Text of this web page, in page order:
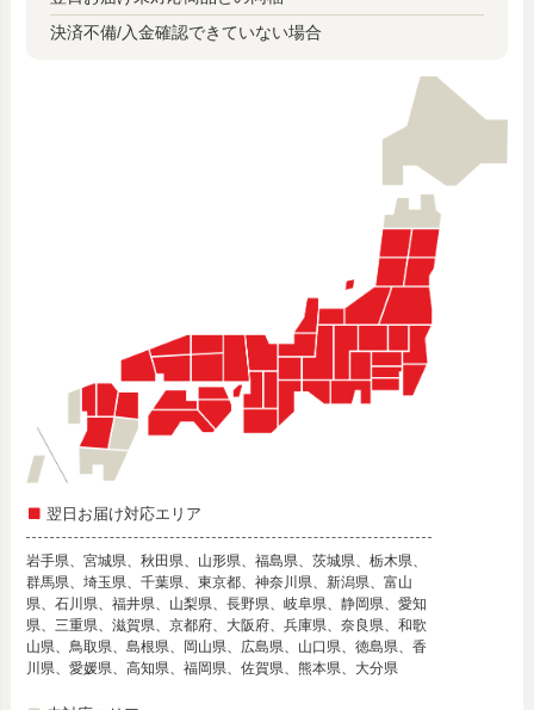
決済不備/入金確認できていない場合
翌日お届け対応エリア
岩手県、宮城県、秋田県、山形県、福島県、茨城県、栃木県、
群馬県、埼玉県、千葉県、東京都、神奈川県、新潟県、富山
県、石川県、福井県、山梨県、長野県、岐阜県、静岡県、愛知
県、三重県、滋賀県、京都府、大阪府、兵庫県、奈良県、和歌
山県、鳥取県、島根県、岡山県、広島県、山口県、徳島県、香
川県、愛媛県、高知県、福岡県、佐賀県、熊本県、大分県